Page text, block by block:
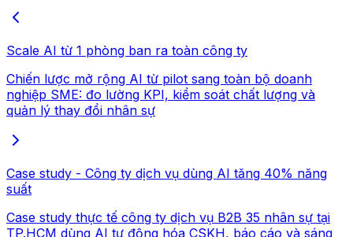
Scale AI từ 1 phòng ban ra toàn công ty
Chiến lược mở rộng AI từ pilot sang toàn bộ doanh
nghiệp SME: đo lường KPI, kiểm soát chất lượng và
quản lý thay đổi nhân sự
Case study - Công ty dịch vụ dùng AI tăng 40% năng
suất
Case study thực tế công ty dịch vụ B2B 35 nhân sự tại
TP.HCM dùng AI tự động hóa CSKH, báo cáo và sáng